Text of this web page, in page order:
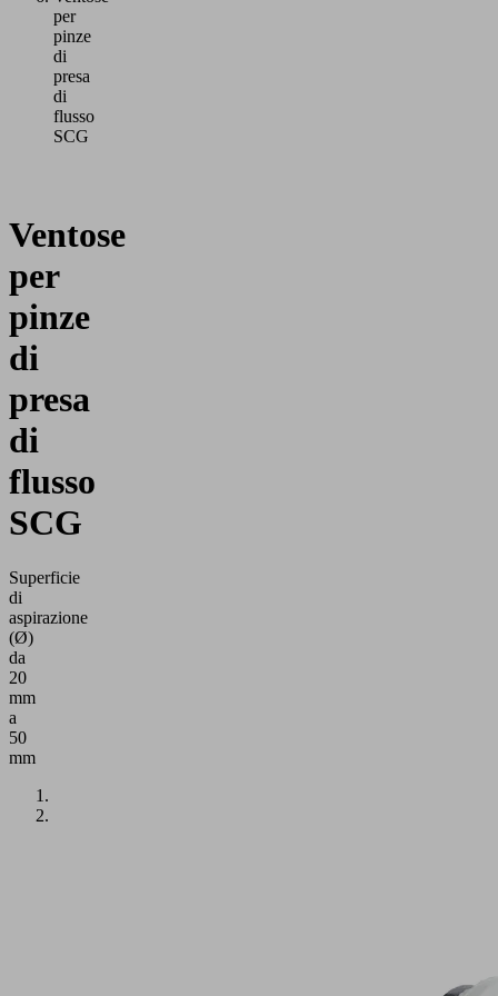
per
pinze
di
presa
di
flusso
SCG
Ventose
per
pinze
di
presa
di
flusso
SCG
Superficie
di
aspirazione
(Ø)
da
20
mm
a
50
mm